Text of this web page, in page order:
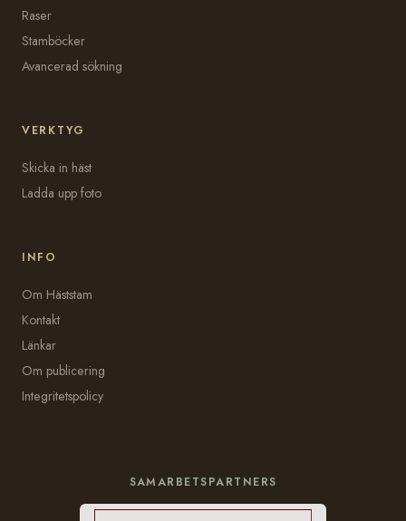
Raser
Stamböcker
Avancerad sökning
VERKTYG
Skicka in häst
Ladda upp foto
INFO
Om Häststam
Kontakt
Länkar
Om publicering
Integritetspolicy
SAMARBETSPARTNERS